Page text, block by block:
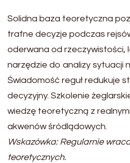
Solidna baza teoretyczna
trafne decyzje podczas
oderwana od rzeczywistości,
narzędzie do analizy sytuacji
Świadomość reguł redukuje
decyzyjny. Szkolenie
wiedzę teoretyczną z
akwenów śródlądowych.
Wskazówka: Regularnie
teoretycznych.